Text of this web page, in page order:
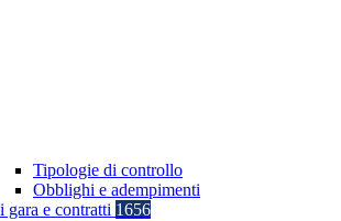
Tipologie di controllo
Obblighi e adempimenti
gara e contratti 1656